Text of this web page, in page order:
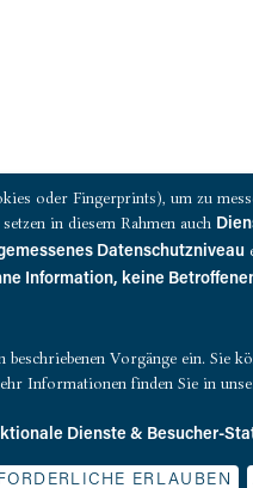
oder Fingerprints), um zu
in diesem Rahmen auch
Datenschutzniveau
Information, keine
Vorgänge ein. Sie
Informationen finden Sie in
Dienste & Besucher-
ERLAUBEN